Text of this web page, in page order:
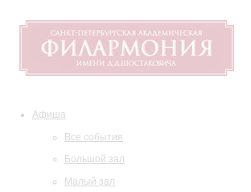
Афиша
Все события
Большой зал
Малый зал